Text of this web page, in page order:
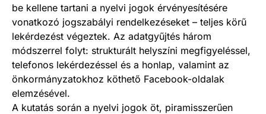
be kellene tartani a nyelvi jogok érvényesítésére
vonatkozó jogszabályi rendelkezéseket – teljes körű
lekérdezést végeztek. Az adatgyűjtés három
módszerrel folyt: strukturált helyszíni megfigyeléssel,
telefonos lekérdezéssel és a honlap, valamint az
önkormányzatokhoz köthető Facebook-oldalak
elemzésével.
A kutatás során a nyelvi jogok öt, piramisszerűen